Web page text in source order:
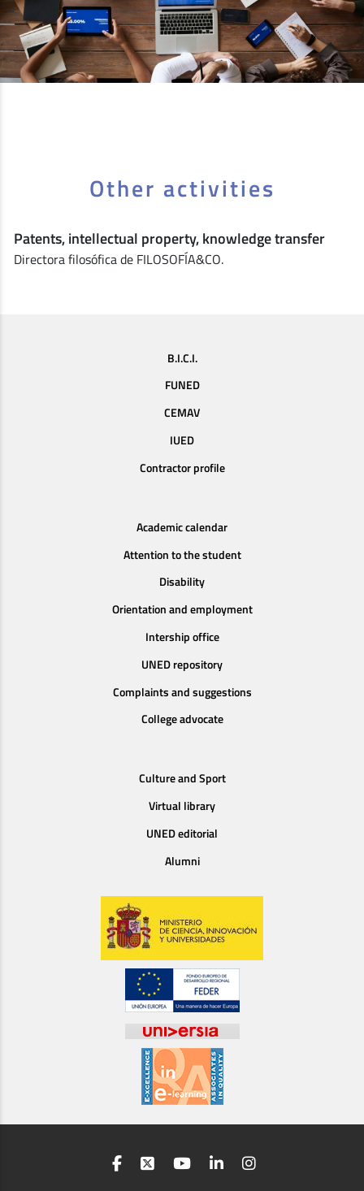
Other activities
Patents, intellectual property, knowledge transfer
Directora filosófica de FILOSOFÍA&CO.
B.I.C.I.
FUNED
CEMAV
IUED
Contractor profile
Academic calendar
Attention to the student
Disability
Orientation and employment
Intership office
UNED repository
Complaints and suggestions
College advocate
Culture and Sport
Virtual library
UNED editorial
Alumni